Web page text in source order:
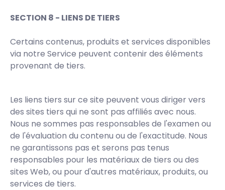
SECTION 8 - LIENS DE TIERS
Certains contenus, produits et services disponibles
via notre Service peuvent contenir des éléments
provenant de tiers.
Les liens tiers sur ce site peuvent vous diriger vers
des sites tiers qui ne sont pas affiliés avec nous.
Nous ne sommes pas responsables de l'examen ou
de l'évaluation du contenu ou de l'exactitude. Nous
ne garantissons pas et serons pas tenus
responsables pour les matériaux de tiers ou des
sites Web, ou pour d'autres matériaux, produits, ou
services de tiers.